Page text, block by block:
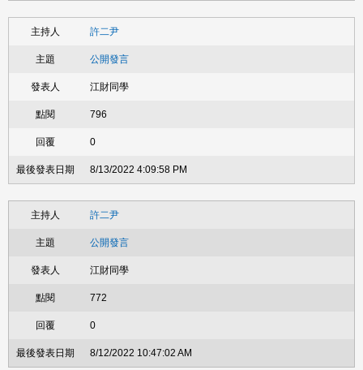
許二尹
公開發言
江財同學
796
0
8/13/2022 4:09:58 PM
許二尹
公開發言
江財同學
772
0
8/12/2022 10:47:02 AM